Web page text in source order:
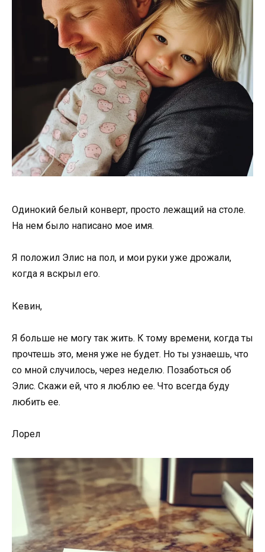
Одинокий белый конверт, просто лежащий на столе.
На нем было написано мое имя.
Я положил Элис на пол, и мои руки уже дрожали,
когда я вскрыл его.
Кевин,
Я больше не могу так жить. К тому времени, когда ты
прочтешь это, меня уже не будет. Но ты узнаешь, что
со мной случилось, через неделю. Позаботься об
Элис. Скажи ей, что я люблю ее. Что всегда буду
любить ее.
Лорел